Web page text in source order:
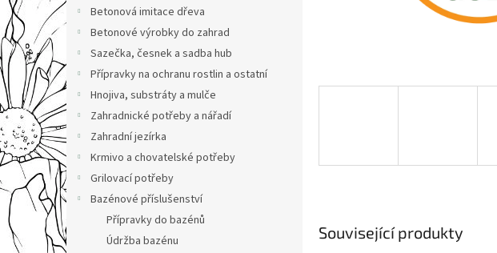
Betonová imitace dřeva
Betonové výrobky do zahrad
Sazečka, česnek a sadba hub
Přípravky na ochranu rostlin a ostatní
Hnojiva, substráty a mulče
Zahradnické potřeby a nářadí
Zahradní jezírka
Krmivo a chovatelské potřeby
Grilovací potřeby
Bazénové příslušenství
Přípravky do bazénů
Údržba bazénu
Související produkty